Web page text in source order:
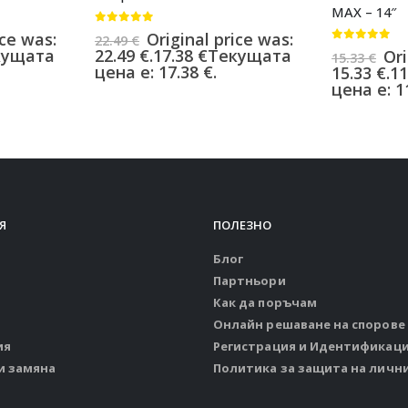
was: 22.49€ Original price was:
22.49 €.17.38 €Текущата
цена е: 17.38 €.
MAX – 14″
15.33€
15.33 €.
цена е:
замяна
ПОЛЕЗНО
Блог
Партньори
Как да поръчам
Онлайн решаване на спорове
Регистрация и
Политика за защита на